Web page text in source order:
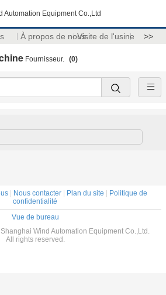
Automation Equipment Co.,Ltd
À propos de nousVisite de l'usine >>
Fournisseur. (0)
| Nous contacter| Plan du site
Politique de
confidentialité
Vue de bureau
Wind Automation Equipment Co.,Ltd.
All rights reserved.